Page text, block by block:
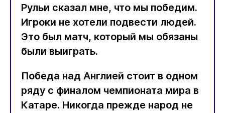
Рульи сказал мне, что мы победим.
Игроки не хотели подвести людей.
Это был матч, который мы обязаны
были выиграть.
Победа над Англией стоит в одном
ряду с финалом чемпионата мира в
Катаре. Никогда прежде народ не